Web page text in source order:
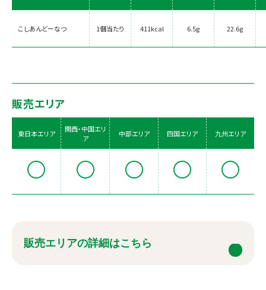
こしあんどーなつ 1個当たり 411kcal 6.5g 22.6g
販売エリア
東日本エリア
関西・中国エリ
ア
中部エリア 四国エリア 九州エリア
販売エリアの詳細はこちら